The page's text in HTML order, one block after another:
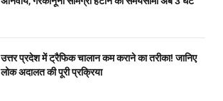
उत्तर प्रदेश में ट्रैफिक चालान कम कराने का तरीका! जानिए
लोक अदालत की पूरी प्रक्रिया